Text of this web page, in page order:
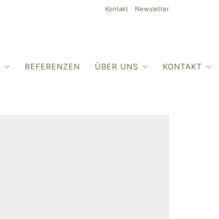
Kontakt Newsletter
REFERENZEN ÜBER UNS KONTAKT